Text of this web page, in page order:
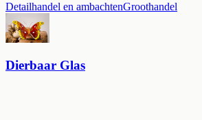
Detailhandel en ambachtenGroothandel
Dierbaar Glas